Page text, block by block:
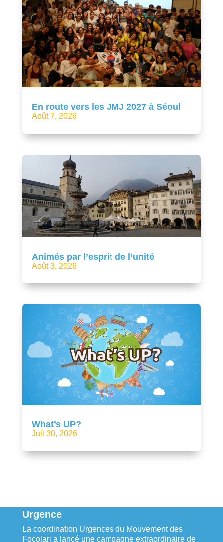
En route vers les JMJ 2027 à Séoul
Août 7, 2026
Animés par l’esprit de l’unité
Août 3, 2026
What’s UP?
Juil 30, 2026
Urgence
La coordination Urgences du Mouvement des
Focolari a lancé une campagne extraordinaire de